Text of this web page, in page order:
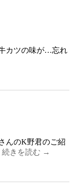
カツの味が…忘れ
んのK野君のご紹
続きを読む →